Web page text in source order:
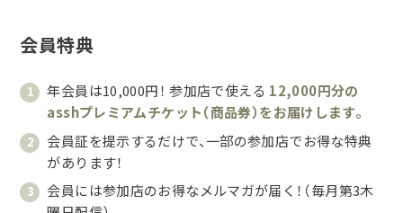
会員特典
年会員は10,000円！ 参加店で使える 12,000円分の
asshプレミアムチケット（商品券）をお届けします。
会員証を提示するだけで、一部の参加店でお得な特典
があります！
会員には参加店のお得なメルマガが届く！ （毎月第3木